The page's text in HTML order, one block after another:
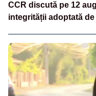
CCR discută pe 12
integrității adoptată